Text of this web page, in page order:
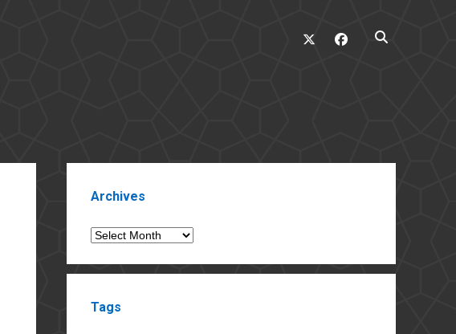
twitter facebook
Archives
Archives
Tags